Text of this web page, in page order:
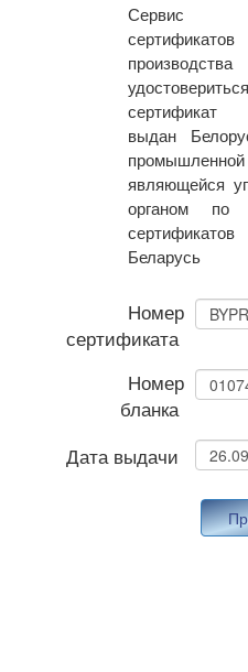
Сервис
сертификат
выдан
являющейся
органом по
Беларусь
Номер
сертификата
Номер
бланка
Дата выдачи